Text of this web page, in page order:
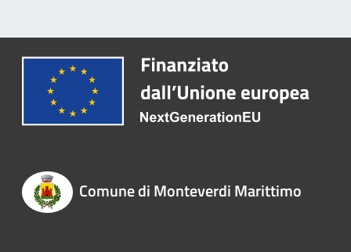
Comune di Monteverdi Marittimo